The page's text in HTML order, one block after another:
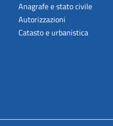
Anagrafe e stato civile
Autorizzazioni
Catasto e urbanistica